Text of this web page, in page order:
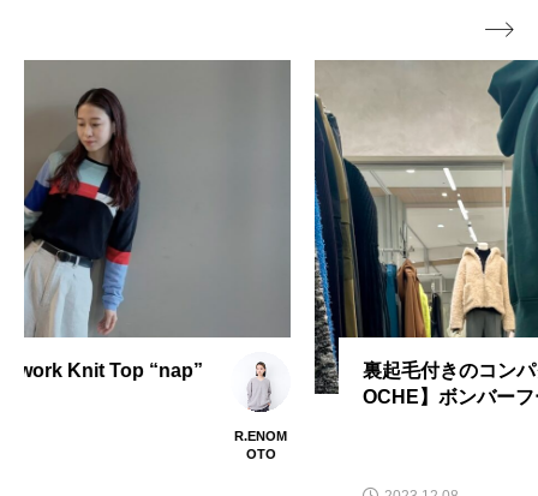
裏起毛付きのコンパクトパーカー。【CL
OCHE】ボンバーフーディー
